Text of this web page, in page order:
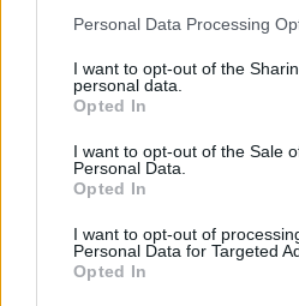
Please note that this website/app
not limited to your visit or usage
grant or deny consent to Google
use your data for below specified
consent section.
Personal Data Processing
I want to opt-out of the
personal data.
Opted In
I want to opt-out of the Sale
Personal Data.
Opted In
I want to opt-out of
Personal Data for Targeted
Opted In
rendes szőnyegtisztításnál
érdemes fejjel, szűkítővel
a csíkok megvannak, de a
9. Csíkos
maszatok